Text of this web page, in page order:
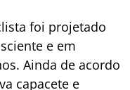
foi projetado
e em
Ainda de acordo
capacete e